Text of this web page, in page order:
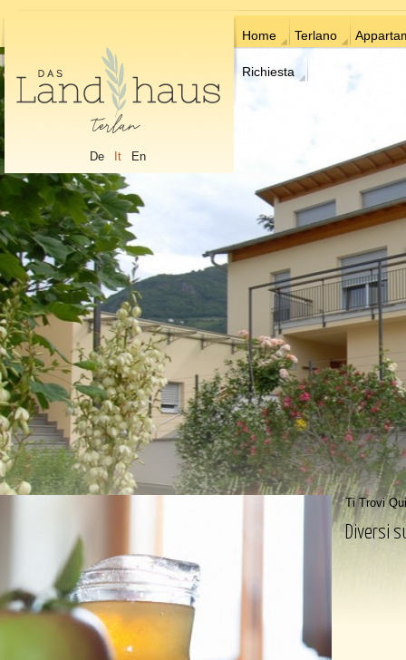
De It En
Home Terlano
Richiesta
Ti Trovi
Diversi